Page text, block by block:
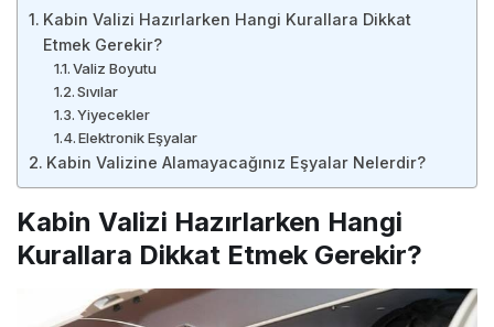
Kabin Valizi Hazırlarken Hangi Kurallara Dikkat
Etmek Gerekir?
Valiz Boyutu
Sıvılar
Yiyecekler
Elektronik Eşyalar
Kabin Valizine Alamayacağınız Eşyalar Nelerdir?
Kabin Valizi Hazırlarken Hangi
Kurallara Dikkat Etmek Gerekir?